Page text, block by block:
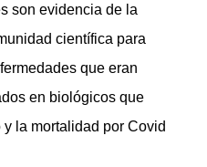
son evidencia de la
científica para
que eran
en biológicos que
la mortalidad por Covid